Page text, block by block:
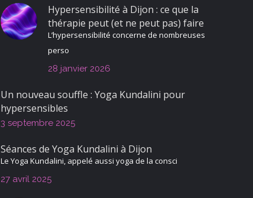
Hypersensibilité à Dijon : ce que la
thérapie peut (et ne peut pas) faire
L’hypersensibilité concerne de nombreuses
perso
28 janvier 2026
Un nouveau souffle : Yoga Kundalini pour
hypersensibles
3 septembre 2025
Séances de Yoga Kundalini à Dijon
Le Yoga Kundalini, appelé aussi yoga de la consci
27 avril 2025